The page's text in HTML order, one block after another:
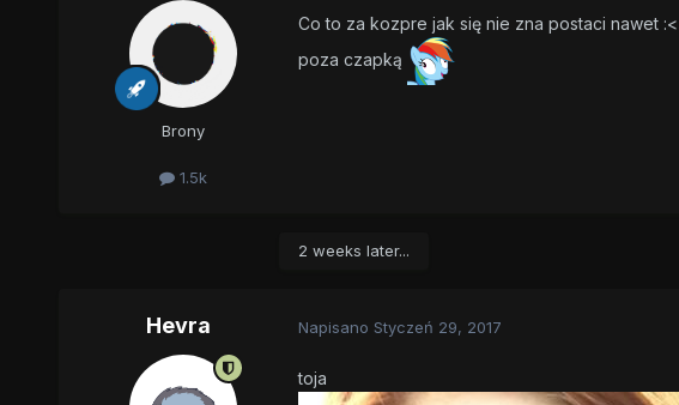
Brony
1.5k
Co to za kozpre jak się nie zna postaci nawet
poza czapką
2 weeks later...
Hevra Napisano Styczeń 29, 2017
toja